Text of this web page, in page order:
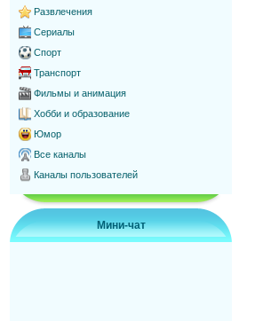
Развлечения
Сериалы
Спорт
Транспорт
Фильмы и анимация
Хобби и образование
Юмор
Все каналы
Каналы пользователей
Мини-чат